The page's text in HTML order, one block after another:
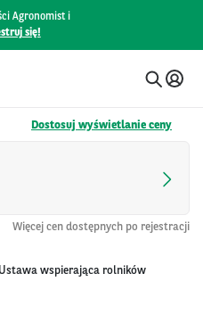
Agronomist i
się!
Dostosuj wyświetlanie ceny
Więcej cen dostępnych po rejestracji
wspierająca rolników